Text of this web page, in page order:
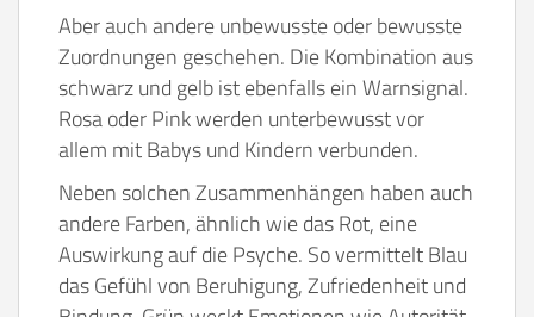
Aber auch andere unbewusste oder bewusste
Zuordnungen geschehen. Die Kombination aus
schwarz und gelb ist ebenfalls ein Warnsignal.
Rosa oder Pink werden unterbewusst vor
allem mit Babys und Kindern verbunden.
Neben solchen Zusammenhängen haben auch
andere Farben, ähnlich wie das Rot, eine
Auswirkung auf die Psyche. So vermittelt Blau
das Gefühl von Beruhigung, Zufriedenheit und